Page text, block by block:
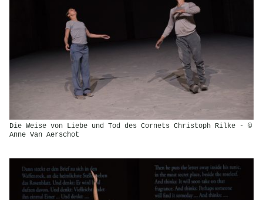
Die Weise von Liebe und Tod des Cornets Christoph Rilke - ©
Anne Van Aerschot